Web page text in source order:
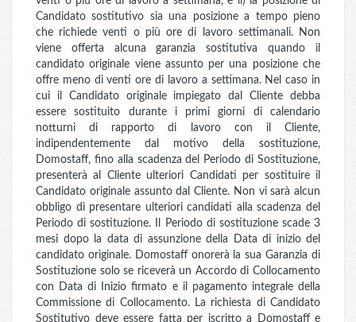
Candidato sostitutivo sia una posizione a tempo pieno
che richiede venti o più ore di lavoro settimanali. Non
viene offerta alcuna garanzia sostitutiva quando il
candidato originale viene assunto per una posizione che
offre meno di venti ore di lavoro a settimana. Nel caso in
cui il Candidato originale impiegato dal Cliente debba
essere sostituito durante i primi giorni di calendario
notturni di rapporto di lavoro con il Cliente,
indipendentemente dal motivo della sostituzione,
Domostaff, fino alla scadenza del Periodo di Sostituzione,
presenterà al Cliente ulteriori Candidati per sostituire il
Candidato originale assunto dal Cliente. Non vi sarà alcun
obbligo di presentare ulteriori candidati alla scadenza del
Periodo di sostituzione. Il Periodo di sostituzione scade 3
mesi dopo la data di assunzione della Data di inizio del
candidato originale. Domostaff onorerà la sua Garanzia di
Sostituzione solo se riceverà un Accordo di Collocamento
con Data di Inizio firmato e il pagamento integrale della
Commissione di Collocamento. La richiesta di Candidato
Sostitutivo deve essere fatta per iscritto a Domostaff e